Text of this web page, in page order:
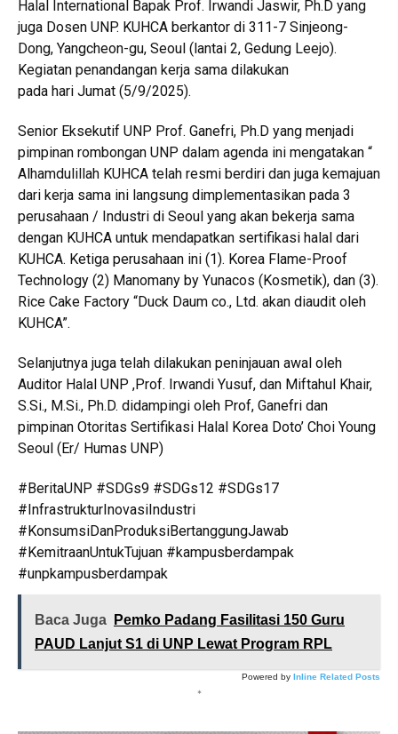
Halal International Bapak Prof. Irwandi Jaswir, Ph.D yang
juga Dosen UNP. KUHCA berkantor di 311-7 Sinjeong-
Dong, Yangcheon-gu, Seoul (lantai 2, Gedung Leejo).
Kegiatan penandangan kerja sama dilakukan
pada hari Jumat (5/9/2025).
Senior Eksekutif UNP Prof. Ganefri, Ph.D yang menjadi
pimpinan rombongan UNP dalam agenda ini mengatakan “
Alhamdulillah KUHCA telah resmi berdiri dan juga kemajuan
dari kerja sama ini langsung dimplementasikan pada 3
perusahaan / Industri di Seoul yang akan bekerja sama
dengan KUHCA untuk mendapatkan sertifikasi halal dari
KUHCA. Ketiga perusahaan ini (1). Korea Flame-Proof
Technology (2) ⁠Manomany by Yunacos (Kosmetik), dan (3).
Rice Cake Factory “Duck Daum co., Ltd. akan diaudit oleh
KUHCA”.
Selanjutnya juga telah dilakukan peninjauan awal oleh
Auditor Halal UNP ,Prof. Irwandi Yusuf, dan Miftahul Khair,
S.Si., M.Si., Ph.D. didampingi oleh Prof, Ganefri dan
pimpinan Otoritas Sertifikasi Halal Korea Doto’ Choi Young
Seoul (Er/ Humas UNP)
#BeritaUNP #SDGs9 #SDGs12 #SDGs17
#InfrastrukturInovasiIndustri
#KonsumsiDanProduksiBertanggungJawab
#KemitraanUntukTujuan #kampusberdampak
#unpkampusberdampak
Baca Juga
Pemko Padang Fasilitasi 150 Guru
PAUD Lanjut S1 di UNP Lewat Program RPL
Powered by Inline Related Posts
*